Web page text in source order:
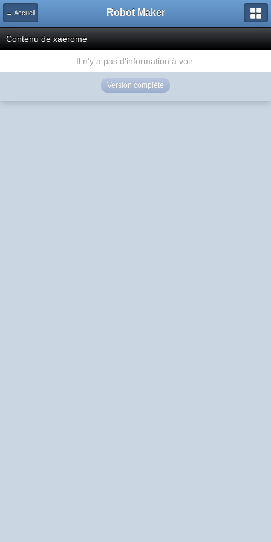
← Accueil Robot Maker
Contenu de xaerome
Il n'y a pas d'information à voir.
Version complète